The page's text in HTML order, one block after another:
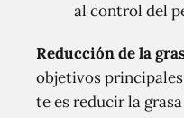
al control del
Reducción de la
objetivos
te es reducir la